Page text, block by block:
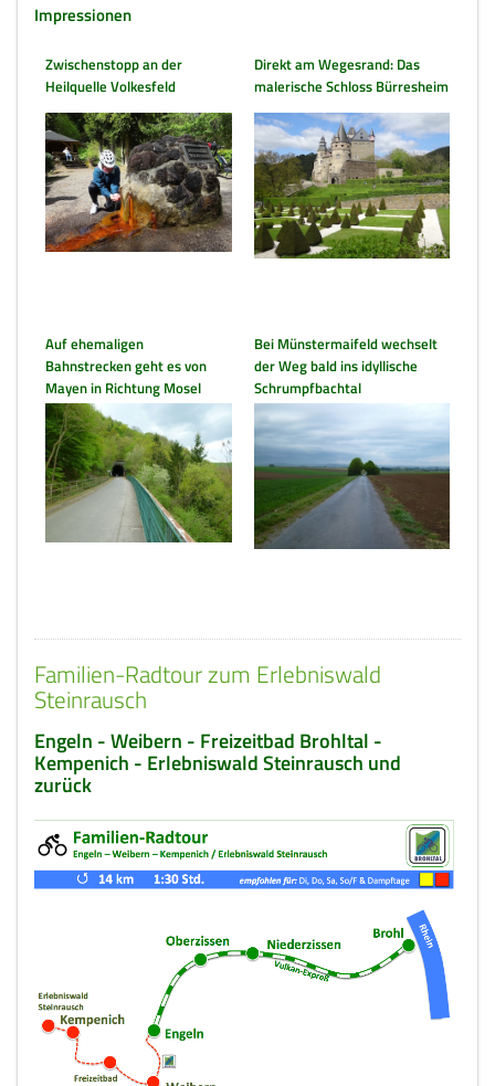
Impressionen
Zwischenstopp an der
Heilquelle Volkesfeld
Direkt am Wegesrand: Das
malerische Schloss Bürresheim
Auf ehemaligen
Bahnstrecken geht es von
Mayen in Richtung Mosel
Bei Münstermaifeld wechselt
der Weg bald ins idyllische
Schrumpfbachtal
Familien-Radtour zum Erlebniswald
Steinrausch
Engeln - Weibern - Freizeitbad Brohltal -
Kempenich - Erlebniswald Steinrausch und
zurück